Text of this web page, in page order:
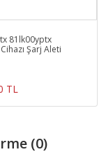
81lk00yptx
Şarj Aleti
TL
(0)